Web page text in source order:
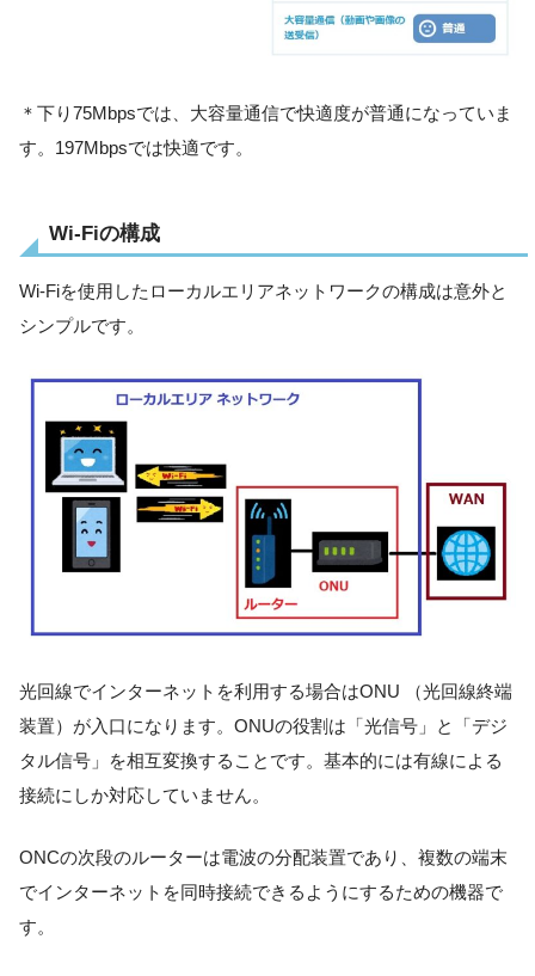
＊下り75Mbpsでは、大容量通信で快適度が普通になっていま
す。197Mbpsでは快適です。
Wi-Fiの構成
Wi-Fiを使用したローカルエリアネットワークの構成は意外と
シンプルです。
光回線でインターネットを利用する場合はONU （光回線終端
装置）が入口になります。ONUの役割は「光信号」と「デジ
タル信号」を相互変換することです。基本的には有線による
接続にしか対応していません。
ONCの次段のルーターは電波の分配装置であり、複数の端末
でインターネットを同時接続できるようにするための機器で
す。